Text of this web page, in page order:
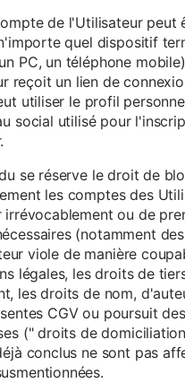
de l'Utilisateur peut
quel dispositif
PC, un téléphone
reçoit un lien de
utiliser le profil
social utilisé pour
se réserve le droit de
les comptes des
irrévocablement ou de
(notamment
viole de manière
légales, les droits de
les droits de nom,
CGV ou poursuit
(" droits de
conclus ne sont pas